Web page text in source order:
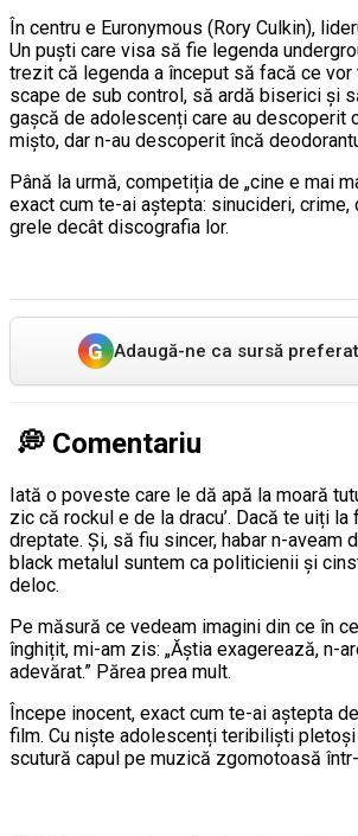
În centru e Euronymous (Rory Culkin),
Un puști care visa să fie legenda
trezit că legenda a început să facă ce
scape de sub control, să ardă biserici și
gașcă de adolescenți care au descoperit
mișto, dar n-au descoperit încă
Până la urmă, competiția de „cine e mai
exact cum te-ai aștepta: sinucideri, crime,
grele decât discografia lor.
G Adaugă-ne ca sursă
💭 Comentariu
Iată o poveste care le dă apă la moară
zic că rockul e de la dracu’. Dacă te uiți
dreptate. Și, să fiu sincer, habar n-aveam
black metalul suntem ca politicienii și
deloc.
Pe măsură ce vedeam imagini din ce în
înghițit, mi-am zis: „Ăștia exagerează, n-
adevărat.” Părea prea mult.
Începe inocent, exact cum te-ai aștepta
film. Cu niște adolescenți teribiliști
scutură capul pe muzică zgomotoasă